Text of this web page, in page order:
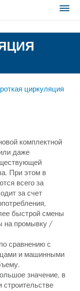
циркуляция
комплектной
даже
При этом в
всего за
за счет
быстрой смены
на промывку /
сравнению с
и машинными
значение, в